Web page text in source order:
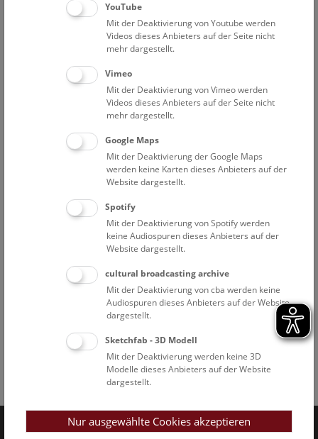
Follow us on Facebook
YouTube
Mit der Deaktivierung von Youtube werden
Videos dieses Anbieters auf der Seite nicht
mehr dargestellt.
Vimeo
Mit der Deaktivierung von Vimeo werden
Videos dieses Anbieters auf der Seite nicht
mehr dargestellt.
Google Maps
Mit der Deaktivierung der Google Maps
werden keine Karten dieses Anbieters auf der
Website dargestellt.
Spotify
Mit der Deaktivierung von Spotify werden
keine Audiospuren dieses Anbieters auf der
Website dargestellt.
cultural broadcasting archive
Mit der Deaktivierung von cba werden keine
Audiospuren dieses Anbieters auf der Website
dargestellt.
Sketchfab - 3D Modell
Mit der Deaktivierung werden keine 3D
Modelle dieses Anbieters auf der Website
dargestellt.
Nur ausgewählte Cookies akzeptieren